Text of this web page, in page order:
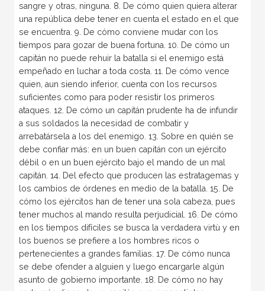
sangre y otras, ninguna. 8. De cómo quien quiera alterar
una república debe tener en cuenta el estado en el que
se encuentra. 9. De cómo conviene mudar con los
tiempos para gozar de buena fortuna. 10. De cómo un
capitán no puede rehuir la batalla si el enemigo está
empeñado en luchar a toda costa. 11. De cómo vence
quien, aun siendo inferior, cuenta con los recursos
suficientes como para poder resistir los primeros
ataques. 12. De cómo un capitán prudente ha de infundir
a sus soldados la necesidad de combatir y
arrebatársela a los del enemigo. 13. Sobre en quién se
debe confiar más: en un buen capitán con un ejército
débil o en un buen ejército bajo el mando de un mal
capitán. 14. Del efecto que producen las estratagemas y
los cambios de órdenes en medio de la batalla. 15. De
cómo los ejércitos han de tener una sola cabeza, pues
tener muchos al mando resulta perjudicial. 16. De cómo
en los tiempos difíciles se busca la verdadera virtù y en
los buenos se prefiere a los hombres ricos o
pertenecientes a grandes familias. 17. De cómo nunca
se debe ofender a alguien y luego encargarle algún
asunto de gobierno importante. 18. De cómo no hay